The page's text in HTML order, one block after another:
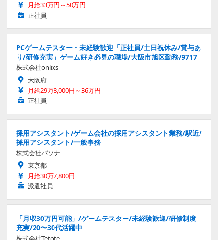
月給33万円～50万円
正社員
PCゲームテスター・未経験歓迎「正社員/土日祝休み/賞与あ
り/研修充実」ゲーム好き必見の職場/大阪市旭区勤務/9717
株式会社onlixs
大阪府
月給29万8,000円～36万円
正社員
採用アシスタント/ゲーム会社の採用アシスタント業務/駅近/
採用アシスタント/一般事務
株式会社パソナ
東京都
月給30万7,800円
派遣社員
「月収30万円可能」/ゲームテスター/未経験歓迎/研修制度
充実/20〜30代活躍中
株式会社Tetote